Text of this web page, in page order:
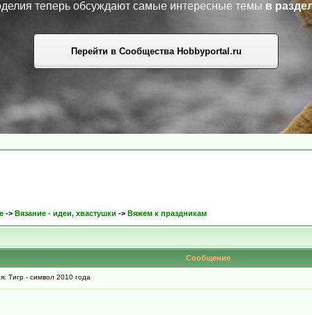
теперь обсуждают самые интересные темы в
Перейти в Сообщества Hobbyportal.ru
-> Вязание - идеи, хвастушки -> Вяжем к праздникам
Сообщение
Тигр - символ 2010 года